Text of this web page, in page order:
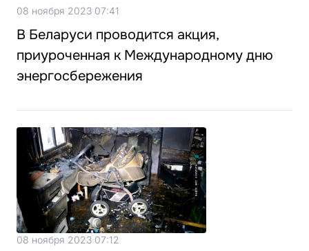
08 ноября 2023 07:41
В Беларуси проводится акция,
приуроченная к Международному дню
энергосбережения
08 ноября 2023 07:12